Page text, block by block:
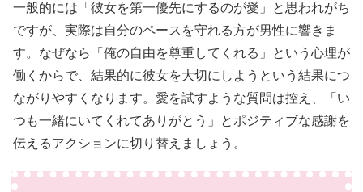
一般的には「彼女を第一優先にするのが愛」と思われがち
ですが、実際は自分のペースを守れる方が男性に響きま
す。なぜなら「俺の自由を尊重してくれる」という心理が
働くからで、結果的に彼女を大切にしようという結果につ
ながりやすくなります。愛を試すような質問は控え、「い
つも一緒にいてくれてありがとう」とポジティブな感謝を
伝えるアクションに切り替えましょう。